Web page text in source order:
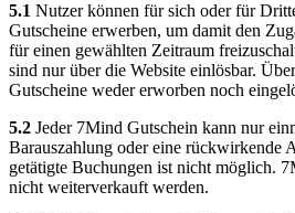
5.1 Nutzer können für sich oder für
Gutscheine erwerben, um damit den
für einen gewählten Zeitraum
sind nur über die Website einlösbar.
Gutscheine weder erworben noch
5.2 Jeder 7Mind Gutschein kann nur
Barauszahlung oder eine rückwirkende
getätigte Buchungen ist nicht möglich.
nicht weiterverkauft werden.